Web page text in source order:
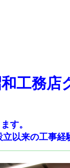
工務店
す。
以来の工事経